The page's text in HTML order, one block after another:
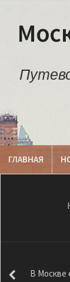
ГЛАВНАЯ
В Москве